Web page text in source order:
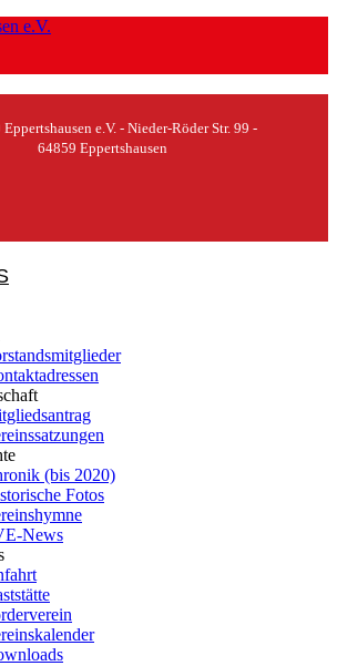
e.V.
e.V. - Nieder-Röder Str. 99 -
64859 Eppertshausen
(bis 2020)
Fotos
News